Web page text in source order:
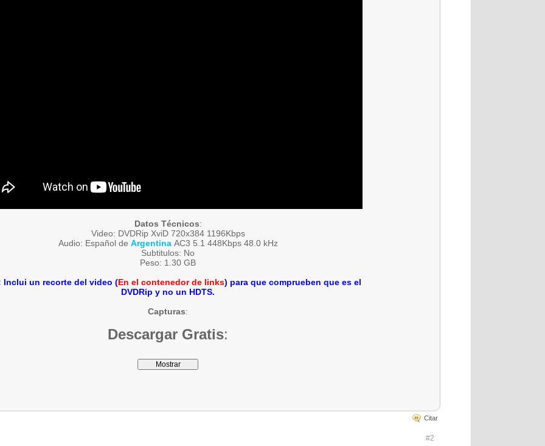
Datos Técnicos:
Video: DVDRip XviD 720x384 1196Kbps
Audio: Español de Argentina AC3 5.1 448Kbps 48.0 kHz
Subtitulos: No
Peso: 1.30 GB
Inclui un recorte del video (En el contenedor de links) para que comprueben que es el
DVDRip y no un HDTS.
Capturas:
Descargar Gratis:
Citar
#2